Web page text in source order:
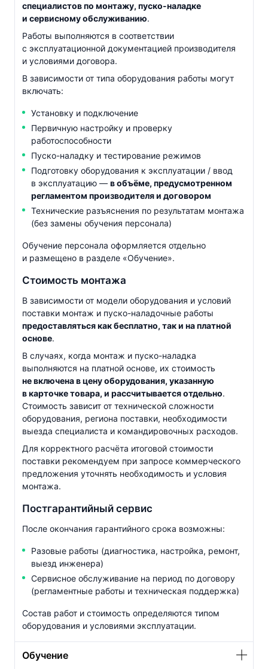
специалистов по монтажу, пуско-наладке
и сервисному обслуживанию.
Работы выполняются в соответствии
с эксплуатационной документацией производителя
и условиями договора.
В зависимости от типа оборудования работы могут
включать:
Установку и подключение
Первичную настройку и проверку
работоспособности
Пуско-наладку и тестирование режимов
Подготовку оборудования к эксплуатации / ввод
в эксплуатацию — в объёме, предусмотренном
регламентом производителя и договором
Технические разъяснения по результатам монтажа
(без замены обучения персонала)
Обучение персонала оформляется отдельно
и размещено в разделе «Обучение».
Стоимость монтажа
В зависимости от модели оборудования и условий
поставки монтаж и пуско-наладочные работы
предоставляться как бесплатно, так и на платной
основе.
В случаях, когда монтаж и пуско-наладка
выполняются на платной основе, их стоимость
не включена в цену оборудования, указанную
в карточке товара, и рассчитывается отдельно.
Стоимость зависит от технической сложности
оборудования, региона поставки, необходимости
выезда специалиста и командировочных расходов.
Для корректного расчёта итоговой стоимости
поставки рекомендуем при запросе коммерческого
предложения уточнять необходимость и условия
монтажа.
Постгарантийный сервис
После окончания гарантийного срока возможны:
Разовые работы (диагностика, настройка, ремонт,
выезд инженера)
Сервисное обслуживание на период по договору
(регламентные работы и техническая поддержка)
Состав работ и стоимость определяются типом
оборудования и условиями эксплуатации.
Обучение